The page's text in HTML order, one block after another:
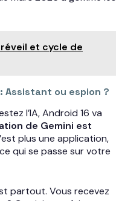
et cycle de
Assistant ou espion ?
l’IA, Android 16 va
de Gemini est
plus une application,
qui se passe sur votre
partout. Vous recevez